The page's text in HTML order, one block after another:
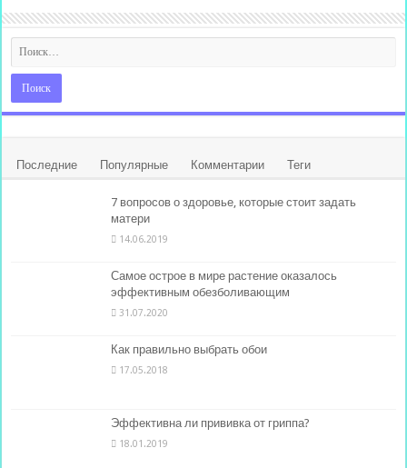
Последние Популярные Комментарии Теги
7 вопросов о здоровье, которые стоит задать
матери
14.06.2019
Самое острое в мире растение оказалось
эффективным обезболивающим
31.07.2020
Как правильно выбрать обои
17.05.2018
Эффективна ли прививка от гриппа?
18.01.2019